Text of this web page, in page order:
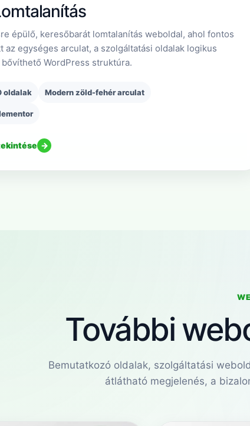
épülő, keresőbarát lomtalanítás weboldal, ahol fontos
az egységes arculat, a szolgáltatási oldalak logikus
WordPress struktúra.
oldalak Modern zöld-fehér arculat
→
További
Bemutatkozó oldalak, szolgáltatási
átlátható megjelenés, a